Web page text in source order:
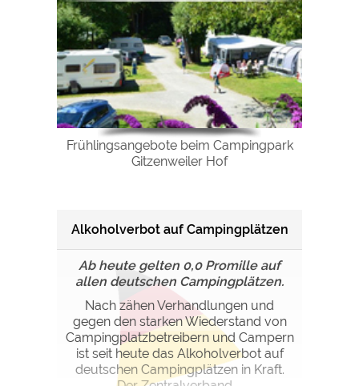
Frühlingsangebote beim Campingpark
Gitzenweiler Hof
Alkoholverbot auf Campingplätzen
Ab heute gelten 0,0 Promille auf
allen deutschen Campingplätzen.
Nach zähen Verhandlungen und
gegen den starken Wiederstand von
Campingplatzbetreibern und Campern
ist seit heute das Alkoholverbot auf
deutschen Campingplätzen in Kraft.